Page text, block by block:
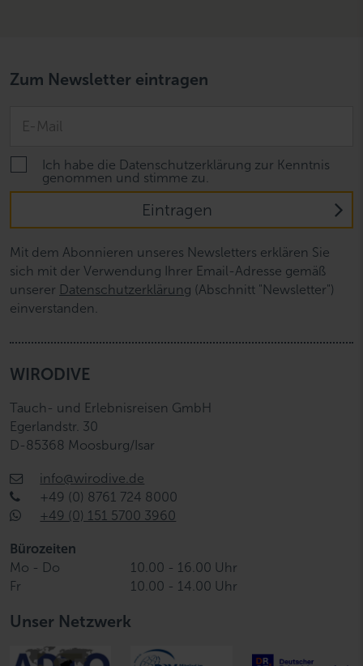
Zum Newsletter eintragen
Ich habe die Datenschutzerklärung zur Kenntnis
genommen und stimme zu.
Eintragen
Mit dem Abonnieren unseres Newsletters erklären Sie
sich mit der Verwendung Ihrer Email-Adresse gemäß
unserer Datenschutzerklärung (Abschnitt "Newsletter")
einverstanden.
WIRODIVE
Tauch- und Erlebnisreisen GmbH
Egerlandstr. 30
D-85368 Moosburg/Isar
info@wirodive.de
+49 (0) 8761 724 8000
+49 (0) 151 5700 3960
Bürozeiten
Mo - Do
10.00 - 16.00 Uhr
Fr
10.00 - 14.00 Uhr
Unser Netzwerk